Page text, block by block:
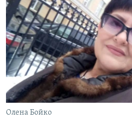
ВСЕ ЗА ДЕНЬ
СПЕЦПРОЕКТИ
ДЕПОРТАЦІЯ
ВІДЕОУРОКИ «ELIFBE»
СВІДЧЕННЯ ОКУПАЦІЇ
УКРАЇНСЬКА ПРОБЛЕМА КРИМУ
ІНФОГРАФІКА
ЯК ОБІЙТИ БЛОКУВАННЯ
Русский
Qırımtatar
ДОЛУЧАЙСЯ!
Олена Бойко